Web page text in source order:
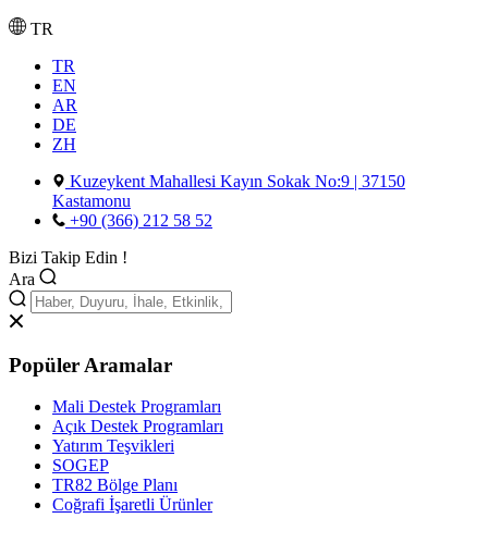
TR
TR
EN
AR
DE
ZH
Kuzeykent Mahallesi Kayın Sokak No:9 | 37150
Kastamonu
+90 (366) 212 58 52
Bizi Takip Edin !
Ara
Popüler Aramalar
Mali Destek Programları
Açık Destek Programları
Yatırım Teşvikleri
SOGEP
TR82 Bölge Planı
Coğrafi İşaretli Ürünler